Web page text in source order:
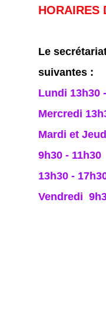
HORAIRES
Le
suivantes :
Lundi 13h30
Mercredi
Mardi et
9h30 - 11h30
13h30 -
Vendredi